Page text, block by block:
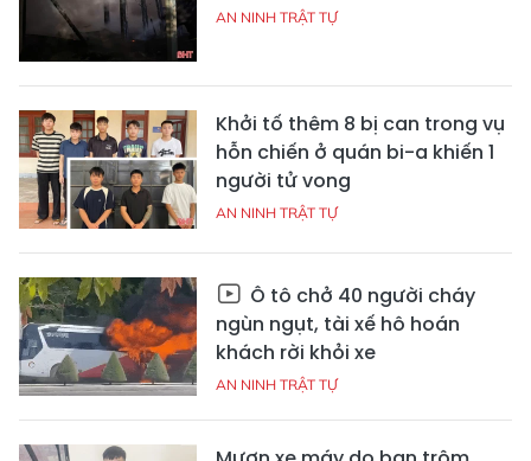
AN NINH TRẬT TỰ
Khởi tố thêm 8 bị can trong vụ
hỗn chiến ở quán bi-a khiến 1
người tử vong
AN NINH TRẬT TỰ
Ô tô chở 40 người cháy
ngùn ngụt, tài xế hô hoán
khách rời khỏi xe
AN NINH TRẬT TỰ